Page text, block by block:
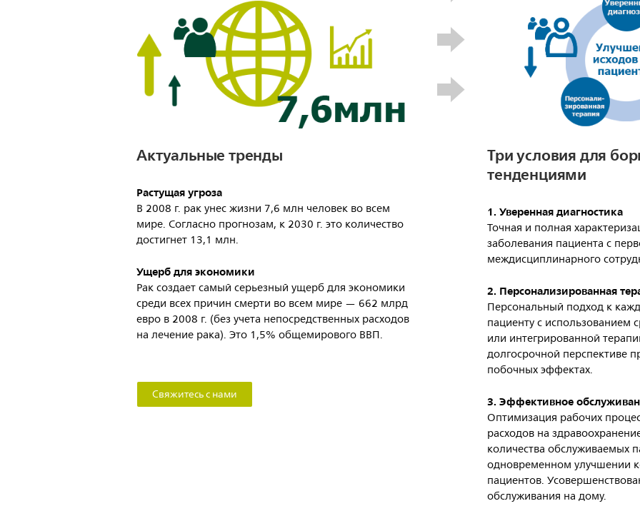
Актуальные тренды
Растущая угроза
В 2008 г. рак унес жизни 7,6 млн человек во всем
мире. Согласно прогнозам, к 2030 г. это количество
достигнет 13,1 млн.
Ущерб для экономики
Рак создает самый серьезный ущерб для экономики
среди всех причин смерти во всем мире — 662 млрд
евро в 2008 г. (без учета непосредственных расходов
на лечение рака). Это 1,5% общемирового ВВП.
Свяжитесь с нами
Три условия для
тенденциями
1. Уверенная диагностика
Точная и полная
заболевания пациента с
междисциплинарного
2. Персонализированная
Персональный подход к
пациенту с использованием
или интегрированной
долгосрочной перспективе
побочных эффектах.
3. Эффективное
Оптимизация рабочих
расходов на
количества обслуживаемых
одновременном улучшении
пациентов.
обслуживания на дому.